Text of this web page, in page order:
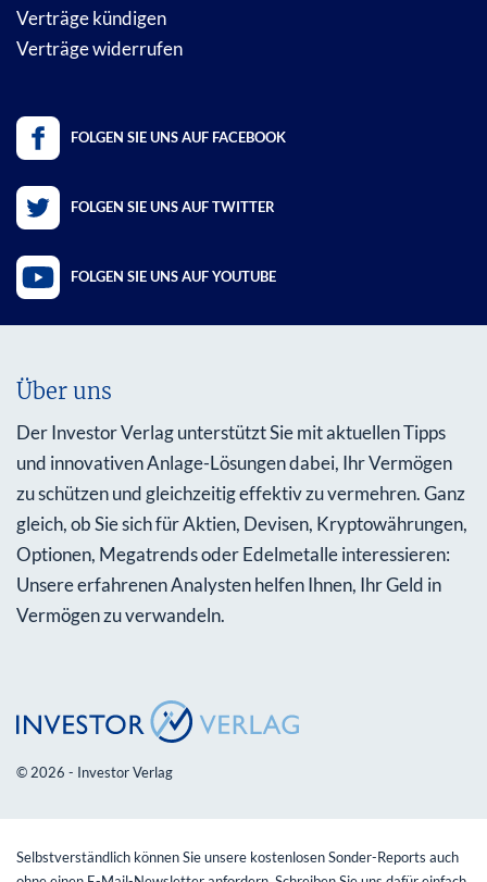
Verträge kündigen
Verträge widerrufen
FOLGEN SIE UNS AUF FACEBOOK
FOLGEN SIE UNS AUF TWITTER
FOLGEN SIE UNS AUF YOUTUBE
Über uns
Der Investor Verlag unterstützt Sie mit aktuellen Tipps
und innovativen Anlage-Lösungen dabei, Ihr Vermögen
zu schützen und gleichzeitig effektiv zu vermehren. Ganz
gleich, ob Sie sich für Aktien, Devisen, Kryptowährungen,
Optionen, Megatrends oder Edelmetalle interessieren:
Unsere erfahrenen Analysten helfen Ihnen, Ihr Geld in
Vermögen zu verwandeln.
© 2026 - Investor Verlag
Selbstverständlich können Sie unsere kostenlosen Sonder-Reports auch